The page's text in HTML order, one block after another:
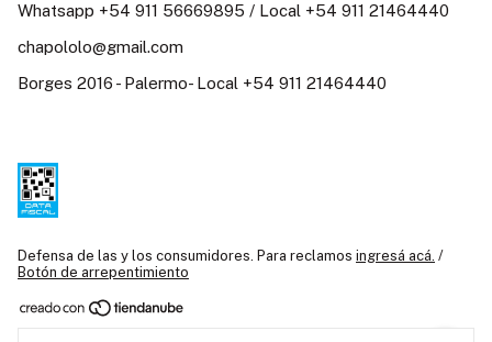
Whatsapp +54 911 56669895 / Local +54 911 21464440
chapololo@gmail.com
Borges 2016 - Palermo- Local +54 911 21464440
Defensa de las y los consumidores. Para reclamos ingresá acá. /
Botón de arrepentimiento
Copyright Chapó Loló / Juguetería Didáctica Argentina / Juguetes